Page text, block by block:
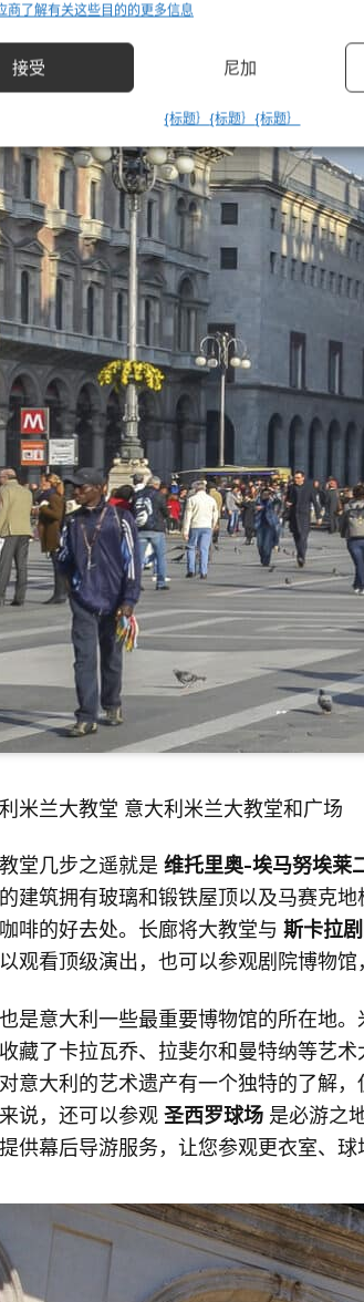
商了解有关这些目的的更多信息
接受 尼加
{标题｝{标题｝{标题｝
米兰大教堂 意大利米兰大教堂和广场
堂几步之遥就是 维托里奥-埃马努埃莱
建筑拥有玻璃和锻铁屋顶以及马赛克
啡的好去处。长廊将大教堂与 斯卡拉
观看顶级演出，也可以参观剧院博物馆
是意大利一些最重要博物馆的所在地。
藏了卡拉瓦乔、拉斐尔和曼特纳等艺
意大利的艺术遗产有一个独特的了解
说，还可以参观 圣西罗球场是必游之
供幕后导游服务，让您参观更衣室、球